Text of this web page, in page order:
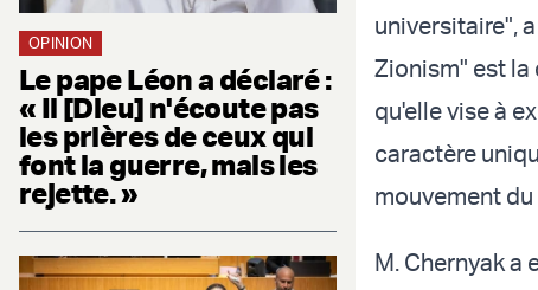
OPINION
Le pape Léon a déclaré :
« Il [Dieu] n'écoute pas
les prières de ceux qui
font la guerre, mais les
rejette. »
universitaire",
Zionism" est la
qu'elle vise à
caractère
mouvement
M. Chernyak a